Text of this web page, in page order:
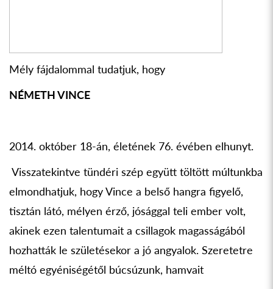
Mély fájdalommal tudatjuk, hogy
NÉMETH VINCE
2014. október 18-án, életének 76. évében elhunyt.
Visszatekintve tündéri szép együtt töltött múltunkba
elmondhatjuk, hogy Vince a belső hangra figyelő,
tisztán látó, mélyen érző, jósággal teli ember volt,
akinek ezen talentumait a csillagok magasságából
hozhatták le születésekor a jó angyalok. Szeretetre
méltó egyéniségétől búcsúzunk, hamvait